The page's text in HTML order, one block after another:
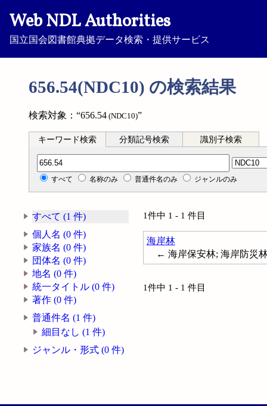
Web NDL Authorities
国立国会図書館典拠データ検索・提供サービス
656.54(NDC10) の検索結果
検索対象：“656.54 (NDC10)”
キーワード検索 分類記号検索 識別子検索
分類記号検索
すべて 名称のみ 普通件名のみ ジャンルのみ
すべて (1 件)
個人名 (0 件)
家族名 (0 件)
団体名 (0 件)
地名 (0 件)
統一タイトル (0 件)
著作 (0 件)
普通件名 (1 件)
細目なし (1 件)
ジャンル・形式 (0 件)
1件中 1 - 1 件目
海岸林
← 海岸保安林; 海岸防災
1件中 1 - 1 件目